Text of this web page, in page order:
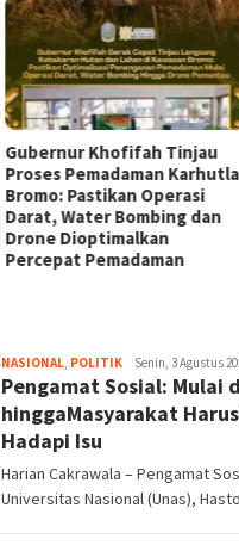
Gubernur Khofifah Tinjau
Proses Pemadaman Karhutla
Bromo: Pastikan Operasi
Darat, Water Bombing dan
Drone Dioptimalkan
Percepat Pemadaman
NASIONAL, POLITIK Aziz
Husain
Senin, 3 Agustus
Pengamat Sosial: Mulai
hinggaMasyarakat
Hadapi Isu
Harian Cakrawala – Pengamat
Universitas Nasional (Unas),